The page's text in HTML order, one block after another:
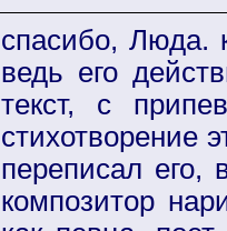
спасибо, Люда.
ведь его
текст, с
стихотворение
переписал
композитор